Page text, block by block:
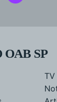
OAB SP
TV